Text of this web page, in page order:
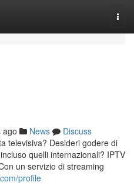
ago News
Discuss
televisiva? Desideri godere di
quelli internazionali? IPTV
un servizio di streaming
profile